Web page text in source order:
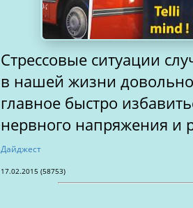
Стрессовые ситуации
в нашей жизни довольно
главное быстро
нервного напряжения и
Дайджест
17.02.2015 (58753)